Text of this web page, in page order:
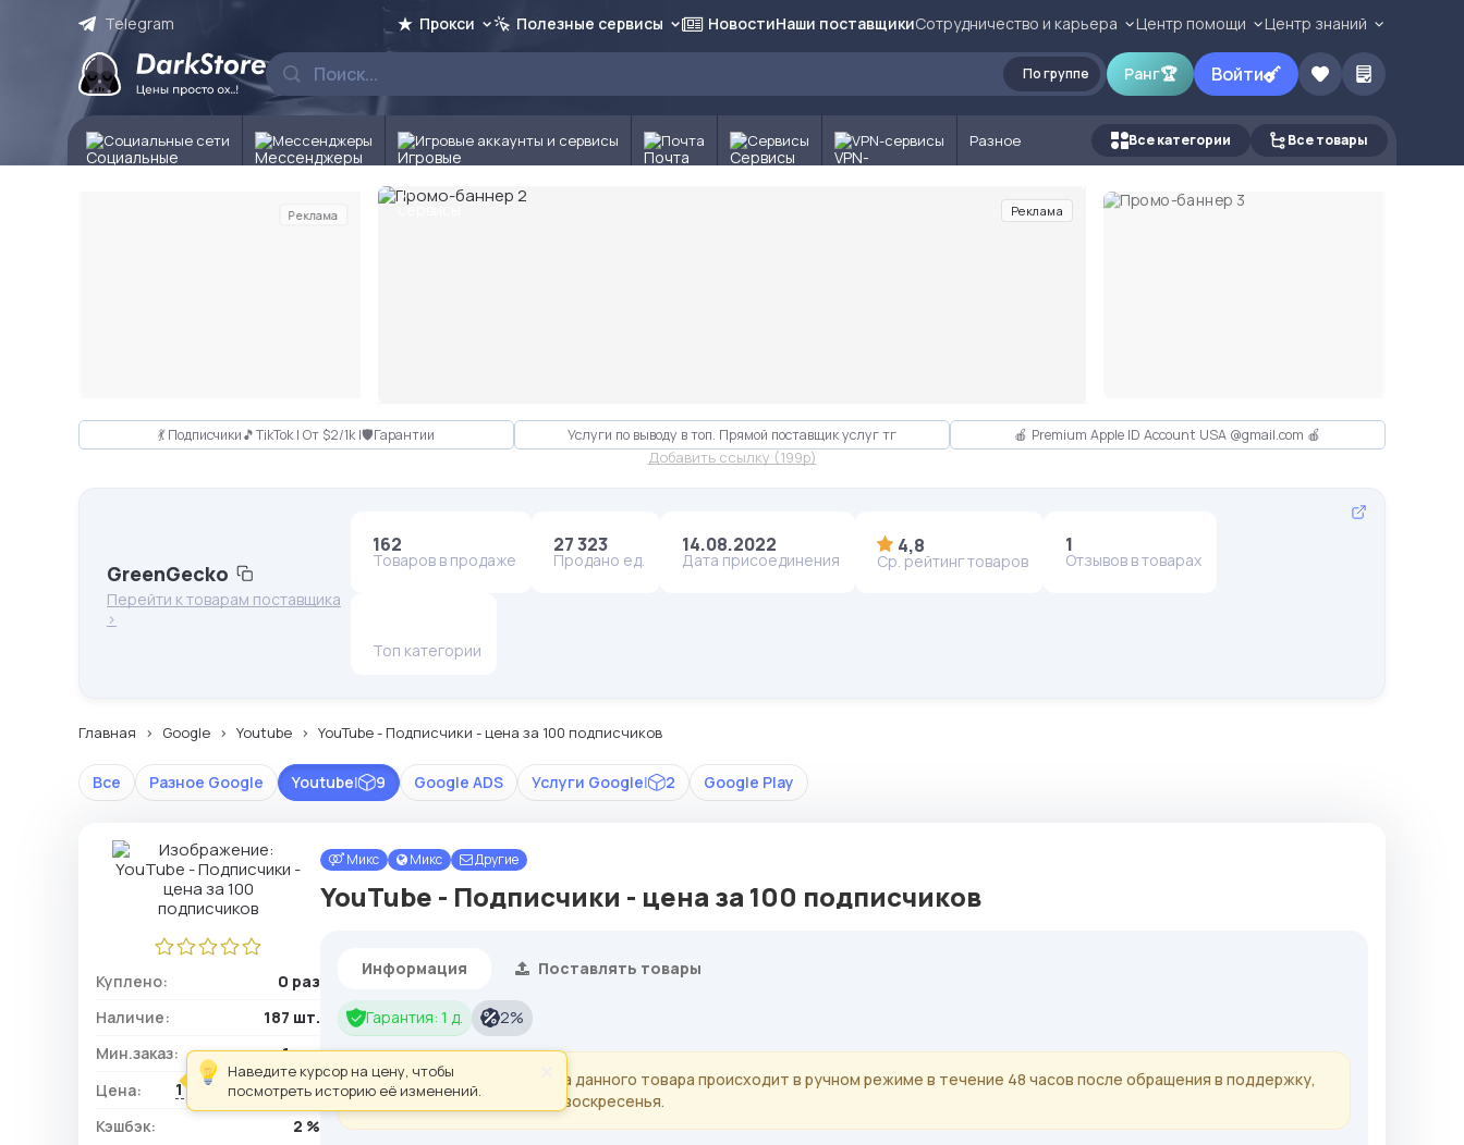
Telegram Прокси Полезные сервисы НовостиНаши поставщикиСотрудничество и карьера Центр помощи Центр знаний
По группе Ранг🏆 Войти
Социальные сети Мессенджеры Игровые аккаунты и сервисы Почта Сервисы VPN-сервисы Разное Все категории Все товары
Реклама Реклама
💃 Подписчики🎵TikTok | От $2/1k |🛡Гарантии Услуги по выводу в топ. Прямой поставщик услуг тг 🍎 Premium Apple ID Account USA @gmail.com 🍎
Добавить ссылку (199p)
GreenGecko
Перейти к товарам поставщика
>
162
Товаров в продаже
27 323
Продано ед.
14.08.2022
Дата присоединения
4,8
Ср. рейтинг товаров
1
Отзывов в товарах
Топ категории
Главная Google Youtube YouTube - Подписчики - цена за 100 подписчиков
Все Разное Google Youtube| 9 Google ADS Услуги Google| 2 Google Play
Куплено:
0 раз
Наличие:
187 шт.
Мин.заказ:
1 шт.
Цена:
1 305,00 ₽ / шт.
Кэшбэк:
2 %
Микс Микс Другие
YouTube - Подписчики - цена за 100 подписчиков
Информация Поставлять товары
Гарантия: 1 д. 2%
Обратите внимание: выдача данного товара происходит в ручном режиме в течение 48 часов после обращения в поддержку,
за исключением субботы и воскресенья.
Наведите курсор на цену, чтобы
посмотреть историю её изменений.